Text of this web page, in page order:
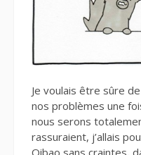
Je voulais être sûre
nos problèmes une
nous serons
rassuraient, j’allais
Qibao sans craintes,